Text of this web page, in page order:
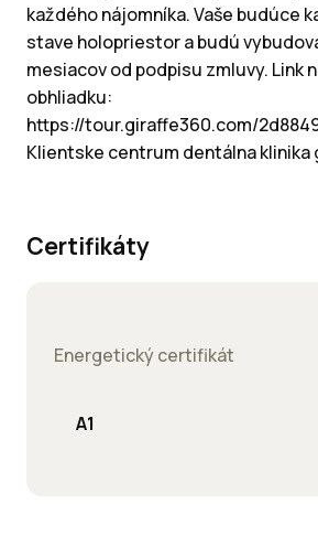
každého nájomníka. Vaše budúce
stave holopriestor a budú
mesiacov od podpisu zmluvy. Link
obhliadku:
https://tour.giraffe360.com/
Klientske centrum dentálna klinika
Certifikáty
Energetický certifikát
A1